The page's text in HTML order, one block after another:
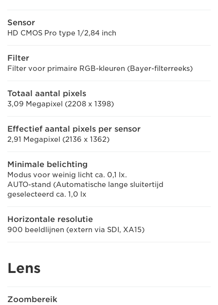
Sensor
HD CMOS Pro type 1/2,84 inch
Filter
Filter voor primaire RGB-kleuren (Bayer-filterreeks)
Totaal aantal pixels
3,09 Megapixel (2208 x 1398)
Effectief aantal pixels per sensor
2,91 Megapixel (2136 x 1362)
Minimale belichting
Modus voor weinig licht ca. 0,1 lx.
AUTO-stand (Automatische lange sluitertijd
geselecteerd ca. 1,0 lx
Horizontale resolutie
900 beeldlijnen (extern via SDI, XA15)
Lens
Zoombereik